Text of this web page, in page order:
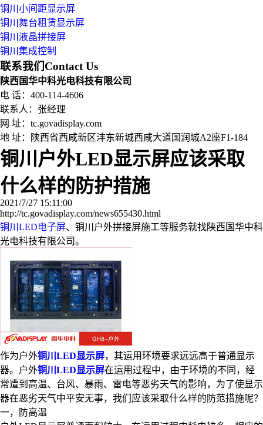
铜川小间距显示屏
铜川舞台租赁显示屏
铜川液晶拼接屏
铜川集成控制
联系我们Contact Us
陕西国华中科光电科技有限公司
电 话：400-114-4606
联系人：张经理
网 址：tc.govadisplay.com
地 址：
陕西省西咸新区沣东新城西咸大道国润城A2座F1-184
铜川户外LED显示屏应该采取
什么样的防护措施
2021/7/27 15:11:00
http://tc.govadisplay.com/news655430.html
铜川LED电子屏、铜川户外拼接屏施工等服务就找陕西国华中科
光电科技有限公司。
作为户外铜川LED显示屏，其运用环境要求远远高于普通显示
器。户外铜川LED显示屏在运用过程中，由于环境的不同，经
常遭到高温、台风、暴雨、雷电等恶劣天气的影响，为了使显示
器在恶劣天气中平安无事，我们应该采取什么样的防范措施呢？
一，防高温